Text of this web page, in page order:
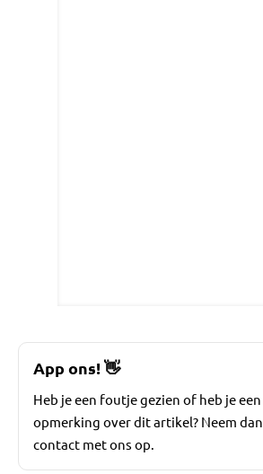
App ons!👋
Heb je een foutje gezien of heb je een
opmerking over dit artikel? Neem dan
contact met ons op.